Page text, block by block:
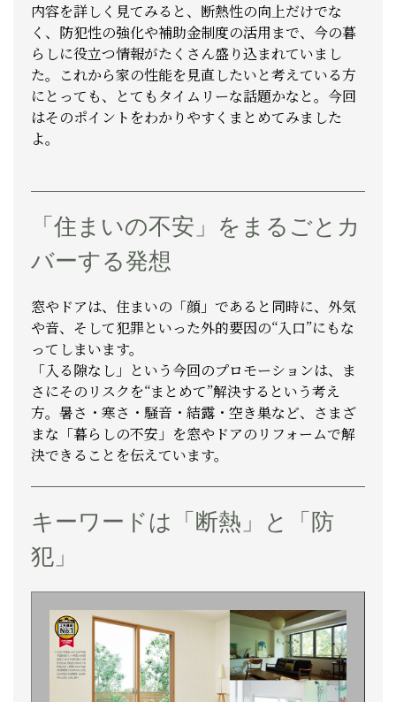
内容を詳しく見てみると、断熱性の向上だけでな
く、防犯性の強化や補助金制度の活用まで、今の暮
らしに役立つ情報がたくさん盛り込まれていまし
た。これから家の性能を見直したいと考えている方
にとっても、とてもタイムリーな話題かなと。今回
はそのポイントをわかりやすくまとめてみました
よ。
「住まいの不安」をまるごとカ
バーする発想
窓やドアは、住まいの「顔」であると同時に、外気
や音、そして犯罪といった外的要因の“入口”にもな
ってしまいます。
「入る隙なし」という今回のプロモーションは、ま
さにそのリスクを“まとめて”解決するという考え
方。暑さ・寒さ・騒音・結露・空き巣など、さまざ
まな「暮らしの不安」を窓やドアのリフォームで解
決できることを伝えています。
キーワードは「断熱」と「防
犯」